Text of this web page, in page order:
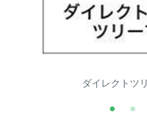
ダイレクトツ